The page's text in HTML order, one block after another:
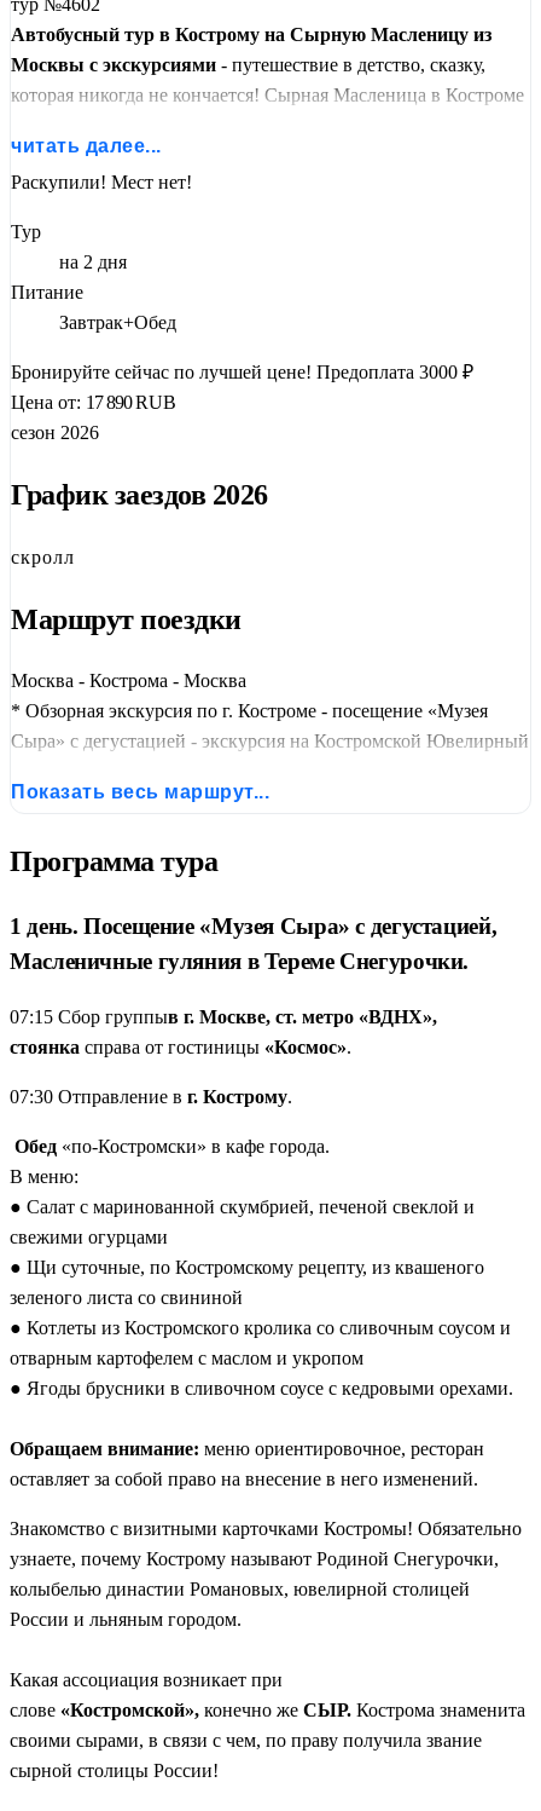
Автобусный тур в Кострому на Сырную Масленицу из
Москвы с экскурсиями - путешествие в детство, сказку,
которая никогда не кончается! Сырная Масленица в Костроме
угощения и празднование Масленицы в исконно русских
традициях!
читать далее...
Раскупили! Мест нет!
Тур
на 2 дня
Питание
Завтрак+Обед
Бронируйте сейчас по лучшей цене! Предоплата 3000 ₽
Цена от: 17 890RUB
сезон 2026
График заездов 2026
скролл
Маршрут поездки
Москва - Кострома - Москва
* Обзорная экскурсия по г. Костроме - посещение «Музея
Сыра» с дегустацией - экскурсия на Костромской Ювелирный
единственную в России Сумароковскую лосеферму
Показать весь маршрут...
Программа тура
1 день. Посещение «Музея Сыра» с дегустацией,
Масленичные гуляния в Тереме Снегурочки.
07:15 Сбор группыв г. Москве, ст. метро «ВДНХ»,
стоянка справа от гостиницы «Космос».
07:30 Отправление в г. Кострому.
Обед «по-Костромски» в кафе города.
В меню:
● Салат с маринованной скумбрией, печеной свеклой и
свежими огурцами
● Щи суточные, по Костромскому рецепту, из квашеного
зеленого листа со свининой
● Котлеты из Костромского кролика со сливочным соусом и
отварным картофелем с маслом и укропом
● Ягоды брусники в сливочном соусе с кедровыми орехами.
Обращаем внимание: меню ориентировочное, ресторан
оставляет за собой право на внесение в него изменений.
Знакомство с визитными карточками Костромы! Обязательно
узнаете, почему Кострому называют Родиной Снегурочки,
колыбелью династии Романовых, ювелирной столицей
России и льняным городом.
Какая ассоциация возникает при
слове «Костромской», конечно же СЫР. Кострома знаменита
своими сырами, в связи с чем, по праву получила звание
сырной столицы России!